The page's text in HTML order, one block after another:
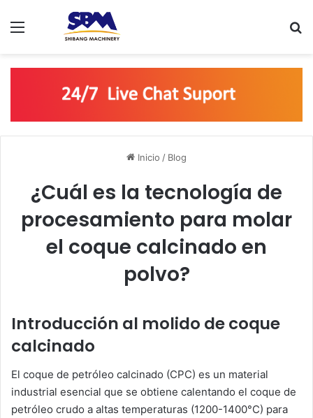
Inicio / Blog
¿Cuál es la tecnología de
procesamiento para molar
el coque calcinado en
polvo?
Introducción al molido de coque
calcinado
El coque de petróleo calcinado (CPC) es un material
industrial esencial que se obtiene calentando el coque de
petróleo crudo a altas temperaturas (1200-1400°C) para